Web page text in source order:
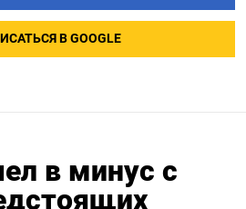
В GOOGLE
в минус с